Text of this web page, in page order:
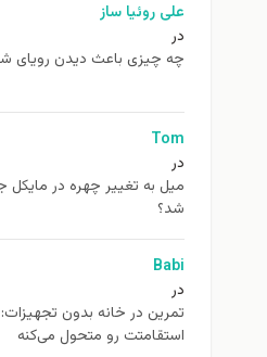
علی روئیا ساز
در
چه چیزی باعث دیدن رویای
Tom
در
ميل به تغيير چهره در
شد؟
Babi
در
استقامتت رو متحول می‌کنه